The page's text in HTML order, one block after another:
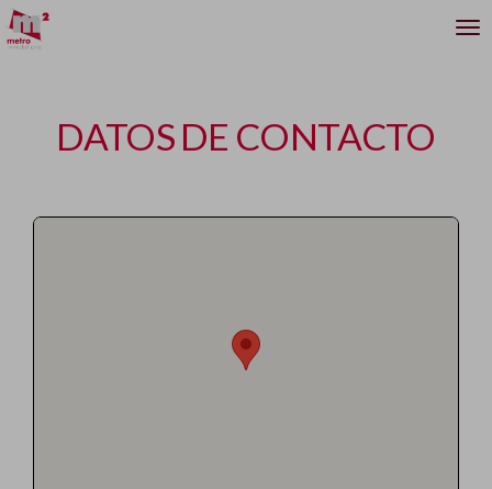
DATOS DE CONTACTO